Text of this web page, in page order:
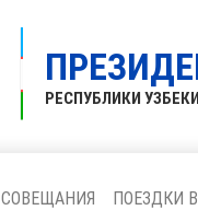
РЕСПУБЛИКИ
СОВЕЩАНИЯ ПОЕЗДКИ